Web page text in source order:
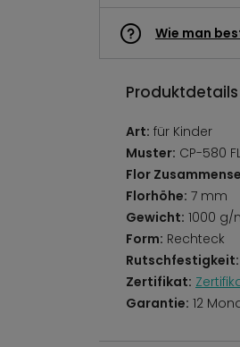
Wie man
Produktdetails
Art: für Kinder
Muster: CP-580
Flor
Florhöhe: 7 mm
Gewicht: 1000 g/
Form: Rechteck
Rutschfestigkeit:
Zertifikat:
Garantie: 12